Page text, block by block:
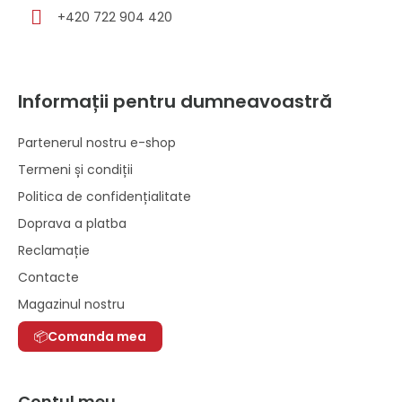
+420 722 904 420
Informații pentru dumneavoastră
Partenerul nostru e-shop
Termeni și condiții
Politica de confidențialitate
Doprava a platba
Reclamație
Contacte
Magazinul nostru
Comanda mea